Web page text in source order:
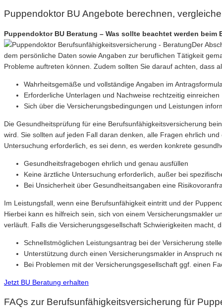
Puppendoktor BU Angebote berechnen,
Puppendoktor BU Beratung – Was sollte beachtet werden
Der
dem persönliche Daten sowie Angaben zur beruflichen Tätigkeit
Probleme auftreten können. Zudem sollten Sie darauf achten, dass
Wahrheitsgemäße und vollständige Angaben im
Erforderliche Unterlagen und Nachweise rechtzeitig einreichen
Sich über die Versicherungsbedingungen und Leistungen
Die Gesundheitsprüfung für eine Berufsunfähigkeitsversicherung
wird. Sie sollten auf jeden Fall daran denken, alle Fragen ehrlich
Untersuchung erforderlich, es sei denn, es werden konkrete
Gesundheitsfragebogen ehrlich und genau ausfüllen
Keine ärztliche Untersuchung erforderlich, außer bei
Bei Unsicherheit über Gesundheitsangaben eine
Im Leistungsfall, wenn eine Berufsunfähigkeit eintritt und der
Hierbei kann es hilfreich sein, sich von einem Versicherungsmakler
verläuft. Falls die Versicherungsgesellschaft Schwierigkeiten
Schnellstmöglichen Leistungsantrag bei der Versicherung
Unterstützung durch einen Versicherungsmakler in Anspruch
Bei Problemen mit der Versicherungsgesellschaft ggf. einen
Jetzt BU Beratung erhalten
FAQs zur Berufsunfähigkeitsversicherung für